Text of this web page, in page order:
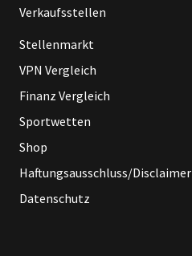
Verkaufsstellen
Stellenmarkt
VPN Vergleich
Finanz Vergleich
Sportwetten
Shop
Haftungsausschluss/Disclaimer
Datenschutz